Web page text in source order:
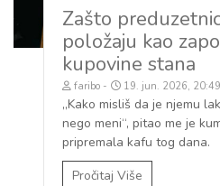
Zašto
položaju kao
kupovine stana
faribo 19. jun. 2026, 20:49
„Kako misliš da je njemu
nego meni“, pitao me je
pripremala kafu tog dana.
Pročitaj Više